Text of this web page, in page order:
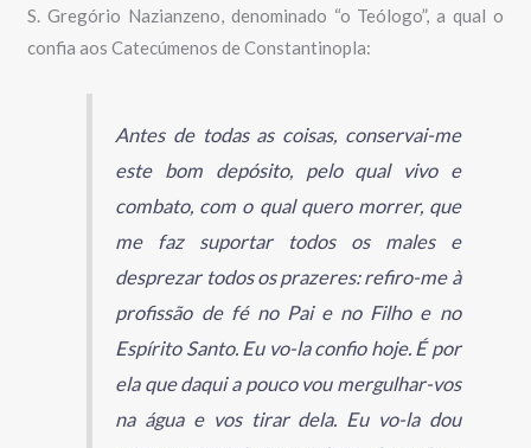
S. Gregório Nazianzeno, denominado “o Teólogo”, a qual o
confia aos Catecúmenos de Constantinopla:
Antes de todas as coisas, conservai-me
este bom depósito, pelo qual vivo e
combato, com o qual quero morrer, que
me faz suportar todos os males e
desprezar todos os prazeres: refiro-me à
profissão de fé no Pai e no Filho e no
Espírito Santo. Eu vo-la confio hoje. É por
ela que daqui a pouco vou mergulhar-vos
na água e vos tirar dela. Eu vo-la dou